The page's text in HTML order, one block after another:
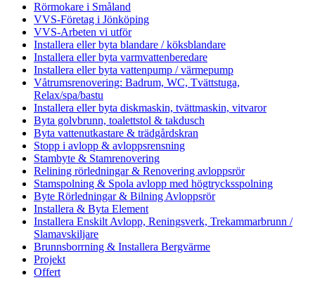
Rörmokare i Småland
VVS-Företag i Jönköping
VVS-Arbeten vi utför
Installera eller byta blandare / köksblandare
Installera eller byta varmvattenberedare
Installera eller byta vattenpump / värmepump
Våtrumsrenovering: Badrum, WC, Tvättstuga,
Relax/spa/bastu
Installera eller byta diskmaskin, tvättmaskin, vitvaror
Byta golvbrunn, toalettstol & takdusch
Byta vattenutkastare & trädgårdskran
Stopp i avlopp & avloppsrensning
Stambyte & Stamrenovering
Relining rörledningar & Renovering avloppsrör
Stamspolning & Spola avlopp med högtrycksspolning
Byte Rörledningar & Bilning Avloppsrör
Installera & Byta Element
Installera Enskilt Avlopp, Reningsverk, Trekammarbrunn /
Slamavskiljare
Brunnsborrning & Installera Bergvärme
Projekt
Offert